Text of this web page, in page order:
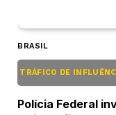
BRASIL
TRÁFICO DE
Polícia Federal